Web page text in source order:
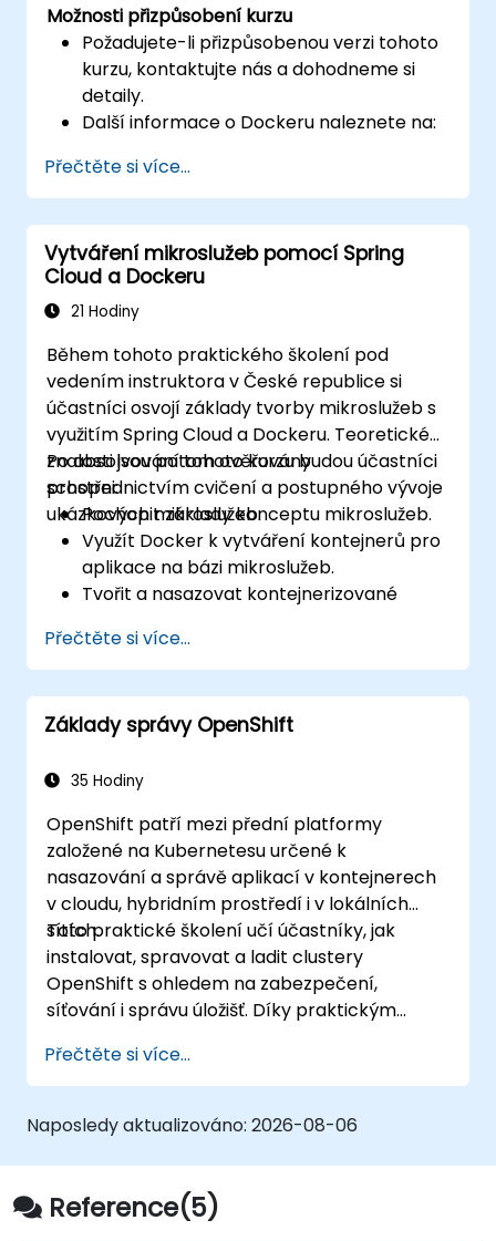
Možnosti přizpůsobení kurzu
Požadujete-li přizpůsobenou verzi tohoto
kurzu, kontaktujte nás a dohodneme si
detaily.
Další informace o Dockeru naleznete na:
Přečtěte si více...
Vytváření mikroslužeb pomocí Spring
Cloud a Dockeru
21 Hodiny
Během tohoto praktického školení pod
vedením instruktora v České republice si
účastníci osvojí základy tvorby mikroslužeb s
využitím Spring Cloud a Dockeru. Teoretické
znalosti jsou potom ověřovány
prostřednictvím cvičení a postupného vývoje
ukázkových mikroslužeb.
Po absolvování tohoto kurzu budou účastníci
schopni:
Pochopit základy konceptu mikroslužeb.
Využít Docker k vytváření kontejnerů pro
aplikace na bázi mikroslužeb.
Tvořit a nasazovat kontejnerizované
Dockeru.
Integrovat mikroslužby s nástroji pro
vyhledávání služeb a s bránou API Spring
Cloud.
end-to-end testů integrace.
Přečtěte si více...
Základy správy OpenShift
35 Hodiny
OpenShift patří mezi přední platformy
založené na Kubernetesu určené k
nasazování a správě aplikací v kontejnerech
v cloudu, hybridním prostředí i v lokálních
sítích.
Toto praktické školení učí účastníky, jak
instalovat, spravovat a ladit clustery
OpenShift s ohledem na zabezpečení,
síťování i správu úložišť. Díky praktickým
potřebné k samostatnému provozu
produkčních prostředí OpenShift.
Přečtěte si více...
Naposledy aktualizováno: 2026-08-06
Reference(5)